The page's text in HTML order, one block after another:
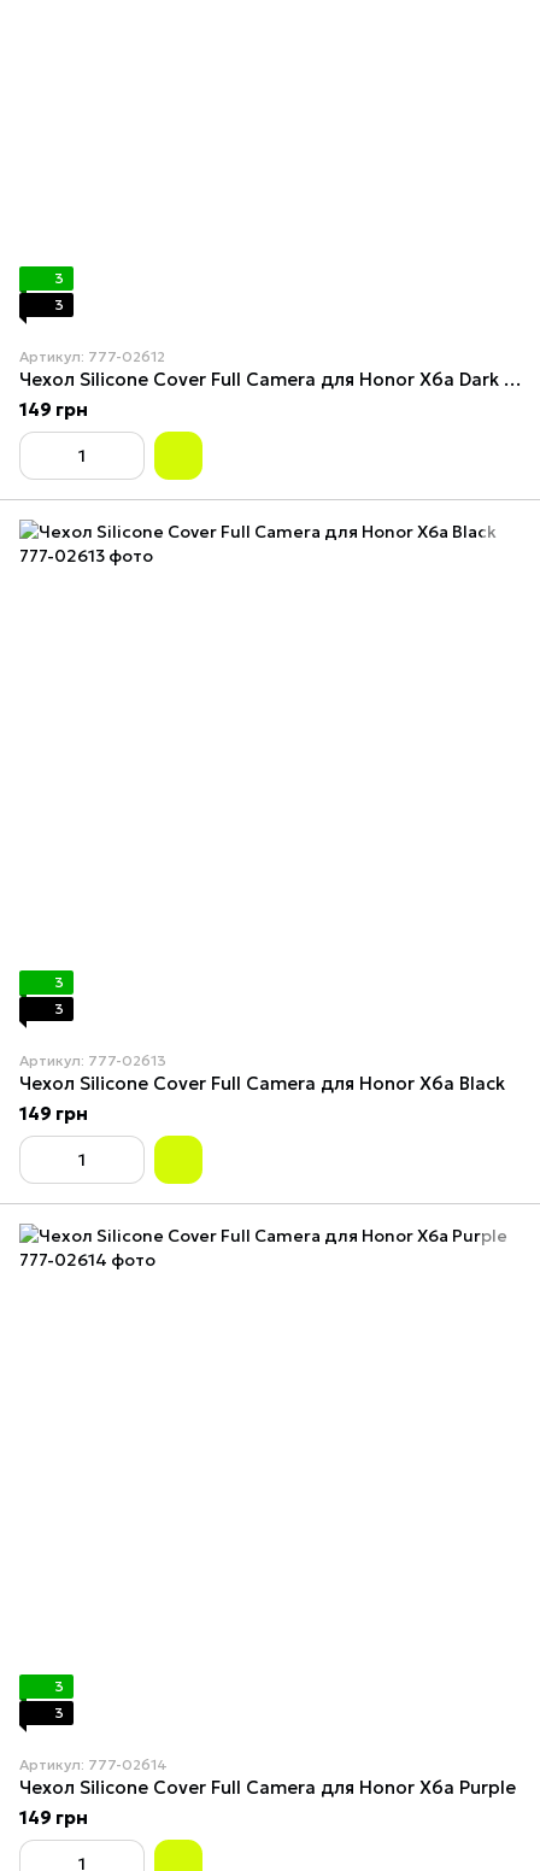
3
3
Артикул: 777-02612
Чехол Silicone Cover Full Camera для Honor X6a Dark Blue
149 грн
3
3
Артикул: 777-02613
Чехол Silicone Cover Full Camera для Honor X6a Black
149 грн
3
3
Артикул: 777-02614
Чехол Silicone Cover Full Camera для Honor X6a Purple
149 грн